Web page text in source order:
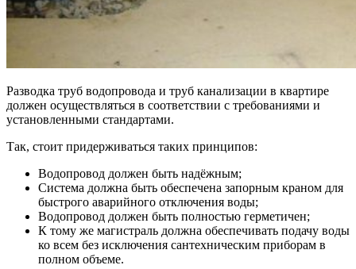
Разводка труб водопровода и труб канализации в квартире
должен осуществляться в соответствии с требованиями и
установленными стандартами.
Так, стоит придерживаться таких принципов:
Водопровод должен быть надёжным;
Система должна быть обеспечена запорным краном для
быстрого аварийного отключения воды;
Водопровод должен быть полностью герметичен;
К тому же магистраль должна обеспечивать подачу воды
ко всем без исключения сантехническим приборам в
полном объеме.